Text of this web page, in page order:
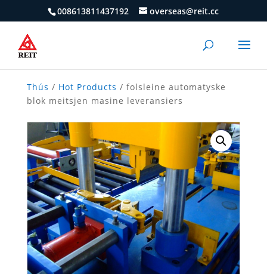
008613811437192 overseas@reit.cc
Thús / Hot Products / folsleine automatyske
blok meitsjen masine leveransiers